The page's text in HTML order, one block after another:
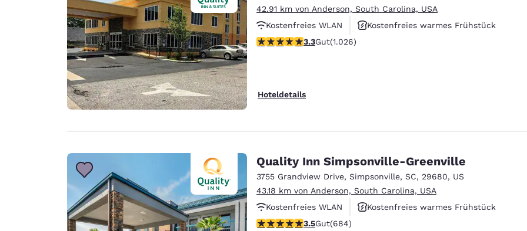
42.91 km von Anderson, South Carolina, USA
Kostenfreies WLAN
Kostenfreies warmes Frühstück
Rauchfrei
3.31-Sterne-Bewertung. Gut. 1026 Bewertungen
3.3Gut(1.026)
Hoteldetails
Quality Inn Simpsonville-Greenville
3755 Grandview Drive, Simpsonville, SC, 29680, US
43.18 km von Anderson, South Carolina, USA
Kostenfreies WLAN
Kostenfreies warmes Frühstück
Haustierfreundlich
3.52-Sterne-Bewertung. Gut. 684 Bewertungen
3.5Gut(684)